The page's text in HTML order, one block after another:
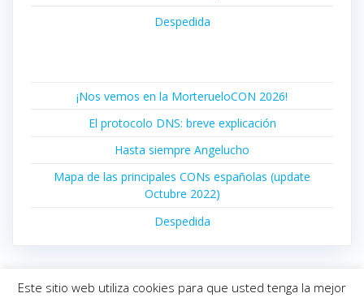
Despedida
¡Nos vemos en la MorterueloCON 2026!
El protocolo DNS: breve explicación
Hasta siempre Angelucho
Mapa de las principales CONs españolas (update
Octubre 2022)
Despedida
Este sitio web utiliza cookies para que usted tenga la mejor